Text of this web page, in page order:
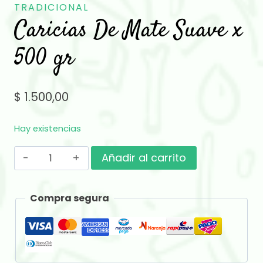
TRADICIONAL
Caricias De Mate Suave x
500 gr
$ 1.500,00
Hay existencias
Caricias
De
Mate
x
500
Añadir al carrito
Compra segura